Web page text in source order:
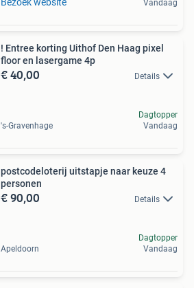
Vandaag
! Entree korting Uithof Den Haag pixel
floor en lasergame 4p
€ 40,00 Details
's-Gravenhage
Dagtopper
Vandaag
postcodeloterij uitstapje naar keuze 4
personen
€ 90,00 Details
Apeldoorn
Dagtopper
Vandaag